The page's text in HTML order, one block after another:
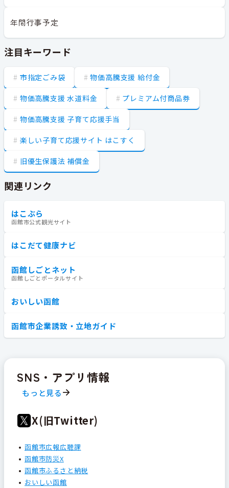
年間行事予定
注目キーワード
市指定ごみ袋 物価高騰支援 給付金
物価高騰支援 水道料金 プレミアム付商品券
物価高騰支援 子育て応援手当
楽しい子育て応援サイト はこすく
旧優生保護法 補償金
関連リンク
はこぶら
函館市公式観光サイト
はこだて健康ナビ
函館しごとネット
函館しごとポータルサイト
おいしい函館
函館市企業誘致・立地ガイド
SNS・アプリ情報
もっと見る
X(旧Twitter)
函館市広報広聴課
函館市防災X
函館市ふるさと納税
おいしい函館